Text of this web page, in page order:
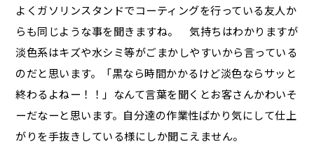
よくガソリンスタンドでコーティングを行っている友人か
らも同じような事を聞きますね。 気持ちはわかりますが
淡色系はキズや水シミ等がごまかしやすいから言っている
のだと思います。「黒なら時間かかるけど淡色ならサッと
終わるよねー！！」なんて言葉を聞くとお客さんかわいそ
ーだなーと思います。自分達の作業性ばかり気にして仕上
がりを手抜きしている様にしか聞こえません。